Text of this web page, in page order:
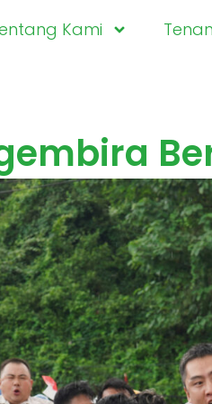
Kami